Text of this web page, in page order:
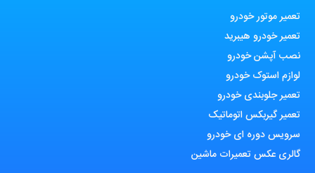
تعمیر موتور خودرو
تعمیر خودرو هیبرید
نصب آپشن خودرو
لوازم استوک خودرو
تعمیر جلوبندی خودرو
تعمیر گیربکس اتوماتیک
سرویس دوره ای خودرو
گالری عکس تعمیرات ماشین